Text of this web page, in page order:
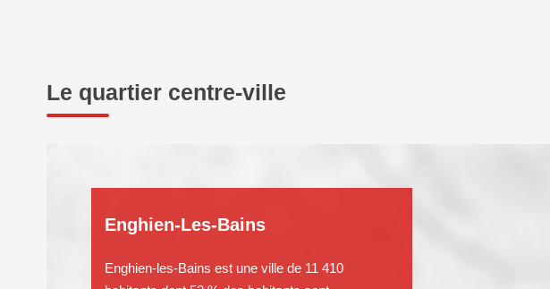
Le quartier centre-ville
Enghien-Les-Bains
Enghien-les-Bains est une ville de 11 410